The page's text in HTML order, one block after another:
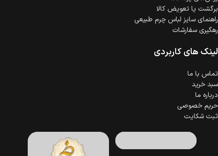
برگشت یا تعویض کالا
راهنمای سایز لباس چرم طبیعی
رهگیری سفارشات
لینک های کاربردی
تماس با ما
سبد خرید
درباره ما
حریم خصوصی
ثبت شکایت